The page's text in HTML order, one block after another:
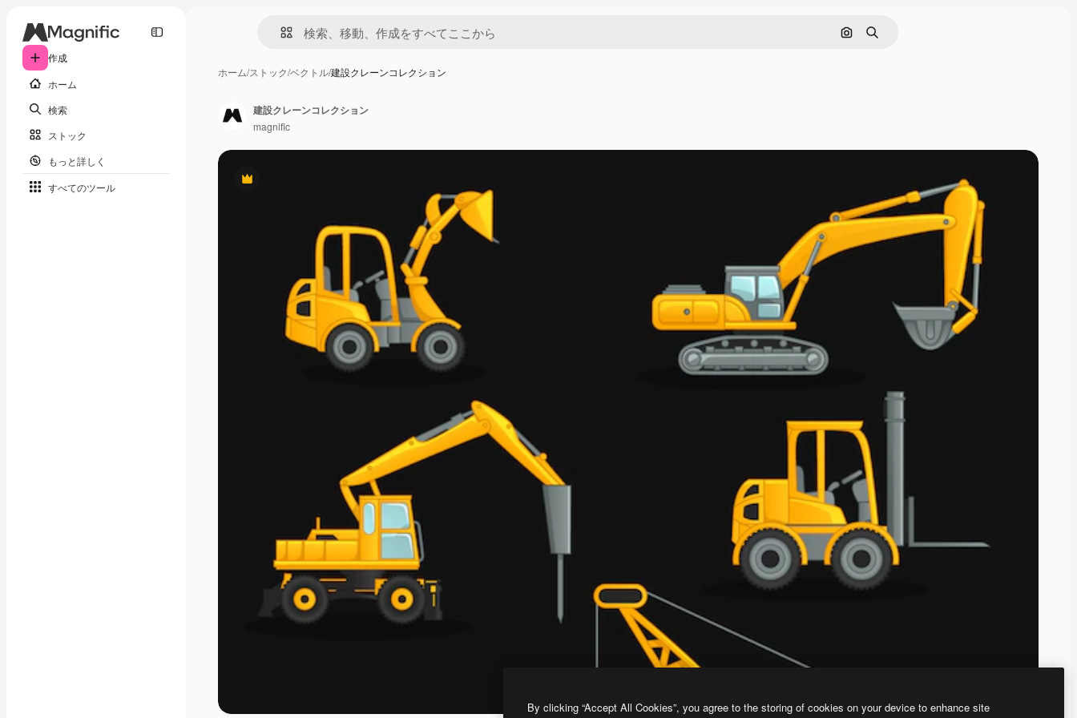
作成
ホーム
検索
ストック
もっと詳しく
すべてのツール
画像で検索
検索
ホーム/ストック/ベクトル/建設クレーンコレクション
Premium
建設クレーンコレクション
magnific
By clicking “Accept All Cookies”, you agree to the storing of cookies on your device to enhance site